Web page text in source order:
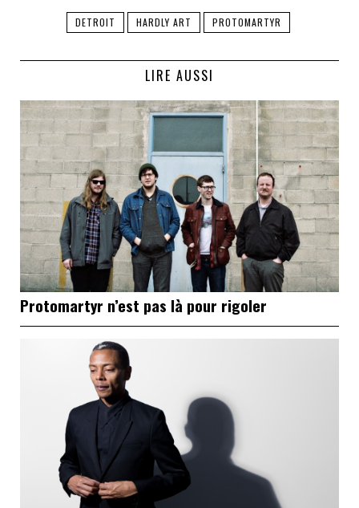
DETROIT HARDLY ART PROTOMARTYR
LIRE AUSSI
Protomartyr n’est pas là pour rigoler